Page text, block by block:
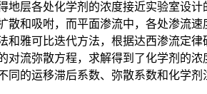
地层各处化学剂的浓度接近实验室设
散和吸咐，而平面渗流中，各处渗流
和雅可比迭代方法，根据达西渗流定
对流弥散方程，求解得到了化学剂的
同的运移滞后系数、弥散系数和化学